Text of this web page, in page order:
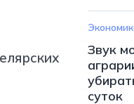
Звук
суток